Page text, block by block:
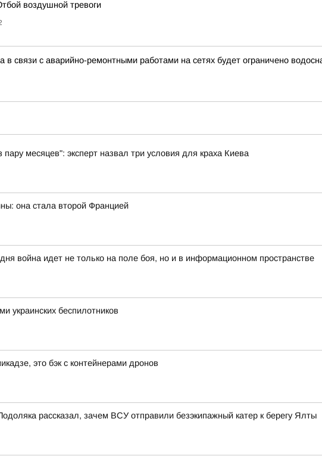
воздушной тревоги
в связи с аварийно-ремонтными работами на сетях будет ограничено
пару месяцев": эксперт назвал три условия для краха Киева
она стала второй Францией
война идет не только на поле боя, но и в информационном пространстве
украинских беспилотников
это бэк с контейнерами дронов
рассказал, зачем ВСУ отправили безэкипажный катер к берегу Ялты